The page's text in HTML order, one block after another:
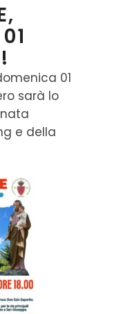
01
sarà lo
e della